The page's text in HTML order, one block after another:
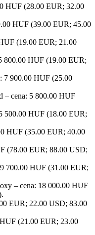
HUF (28.00 EUR; 32.00
HUF (39.00 EUR; 45.00
(19.00 EUR; 21.00
800.00 HUF (19.00 EUR;
7 900.00 HUF (25.00
– cena: 5 800.00 HUF
500.00 HUF (18.00 EUR;
HUF (35.00 EUR; 40.00
(78.00 EUR; 88.00 USD;
700.00 HUF (31.00 EUR;
– cena: 18 000.00 HUF
EUR; 22.00 USD; 83.00
(21.00 EUR; 23.00